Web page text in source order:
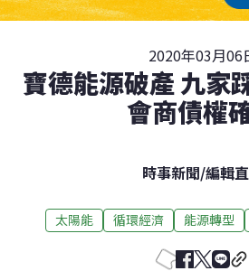
2020年03月06
寶德能源破產 九家
會商債權
時事新聞/編輯
太陽能 循環經濟 能源轉型